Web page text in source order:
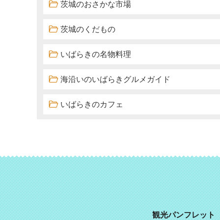
茨城のおさかな市場
茨城のくだもの
いばらきの名物料理
海沿いのいばらきグルメガイド
いばらきのカフェ
観光パンフレット